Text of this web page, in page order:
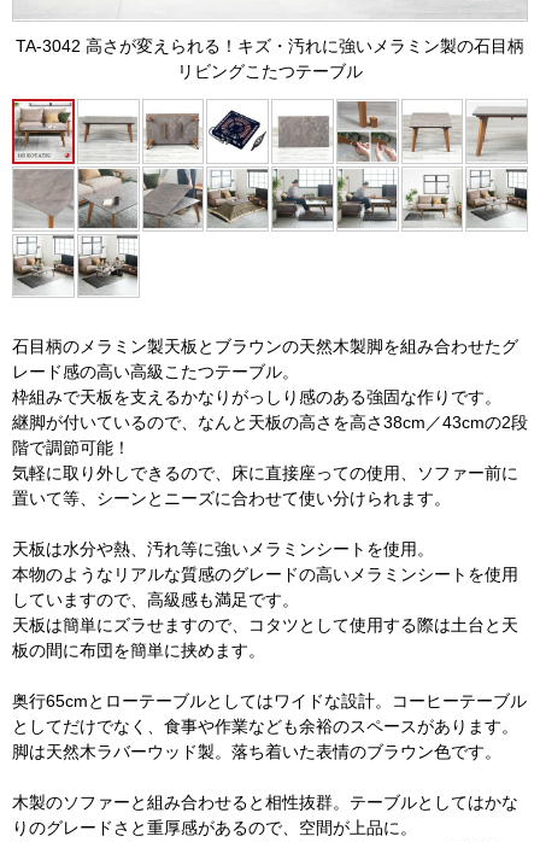
TA-3042 高さが変えられる！キズ・汚れに強いメラミン製の石目柄
リビングこたつテーブル
石目柄のメラミン製天板とブラウンの天然木製脚を組み合わせたグ
レード感の高い高級こたつテーブル。
枠組みで天板を支えるかなりがっしり感のある強固な作りです。
継脚が付いているので、なんと天板の高さを高さ38cm／43cmの2段
階で調節可能！
気軽に取り外しできるので、床に直接座っての使用、ソファー前に
置いて等、シーンとニーズに合わせて使い分けられます。
天板は水分や熱、汚れ等に強いメラミンシートを使用。
本物のようなリアルな質感のグレードの高いメラミンシートを使用
していますので、高級感も満足です。
天板は簡単にズラせますので、コタツとして使用する際は土台と天
板の間に布団を簡単に挟めます。
奥行65cmとローテーブルとしてはワイドな設計。コーヒーテーブル
としてだけでなく、食事や作業なども余裕のスペースがあります。
脚は天然木ラバーウッド製。落ち着いた表情のブラウン色です。
木製のソファーと組み合わせると相性抜群。テーブルとしてはかな
りのグレードさと重厚感があるので、空間が上品に。